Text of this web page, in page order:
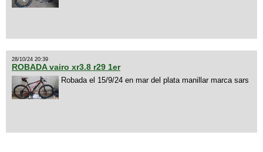
28/10/24 20:39
ROBADA vairo xr3.8 r29 1er
Robada el 15/9/24 en mar del plata manillar marca sars